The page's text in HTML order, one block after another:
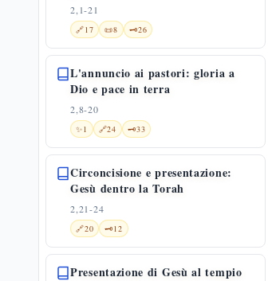
2,1-21
🔗17 📜8 🗝️26
L'annuncio ai pastori: gloria a
Dio e pace in terra
2,8-20
✨1 🔗24 🗝️33
Circoncisione e presentazione:
Gesù dentro la Torah
2,21-24
🔗20 🗝️12
Presentazione di Gesù al tempio